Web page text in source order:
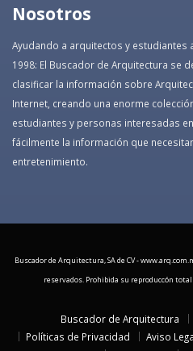
Nosotros
Ayudando a arquitectos y
1998: El Buscador de Arquitectura se
clasificar la información sobre
Internet, creando una enorme
estudiantes y personas interesadas
fácilmente la información que
entretenimiento.
Buscador de Arquitectura, SA de CV -
reservados. Prohibida su reproduccón
Buscador de Arquitectura
Políticas de Privacidad
Aviso